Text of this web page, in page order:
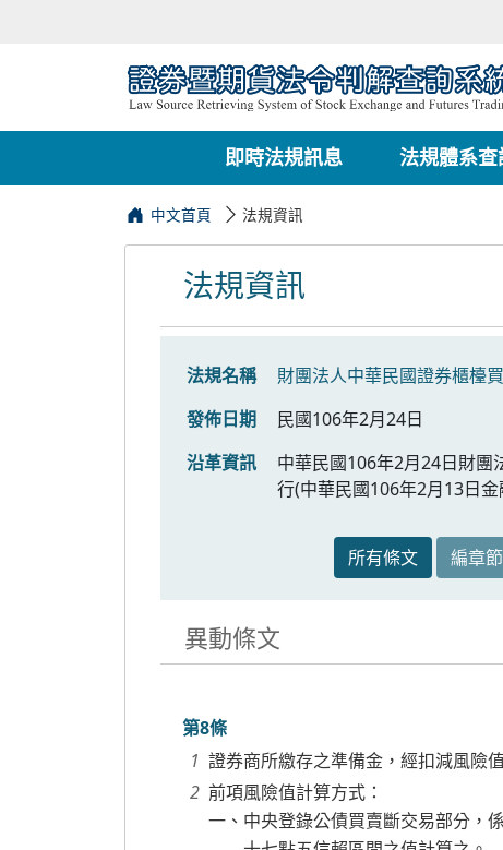
即時法規訊息 法規體系查
中文首頁 法規資訊
法規資訊
法規名稱 財團法人中華民國證券櫃檯
發佈日期
民國106年2月24日
沿革資訊
中華民國106年2月24日財團
行(中華民國106年2月13日
所有條文 編章節
異動條文
第8條
證券商所繳存之準備金，經扣減風險
前項風險值計算方式：
一、中央登錄公債買賣斷交易部分，